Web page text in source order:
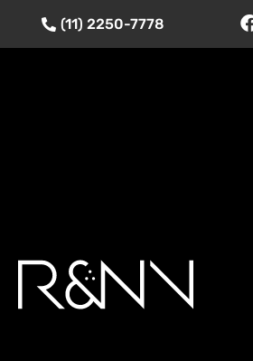
(11) 2250-7778